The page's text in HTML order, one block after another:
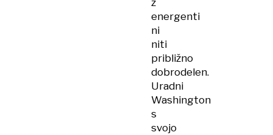
z
energenti
ni
niti
približno
dobrodelen.
Uradni
Washington
s
svojo